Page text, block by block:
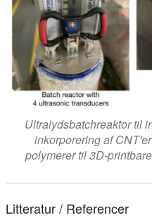
Ultralydsbatchreaktor til
inkorporering af
polymerer til 3D-
Litteratur / Referencer